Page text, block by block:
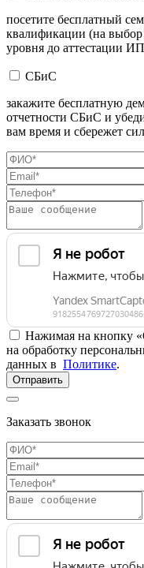
посетите бесплатный
квалификации (на
уровня до аттестации
СБиС
закажите бесплатную
отчетности СБиС и
вам время и сбережет
Нажимая на кнопку
на обработку
данных в Политике.
Отправить
Заказать звонок